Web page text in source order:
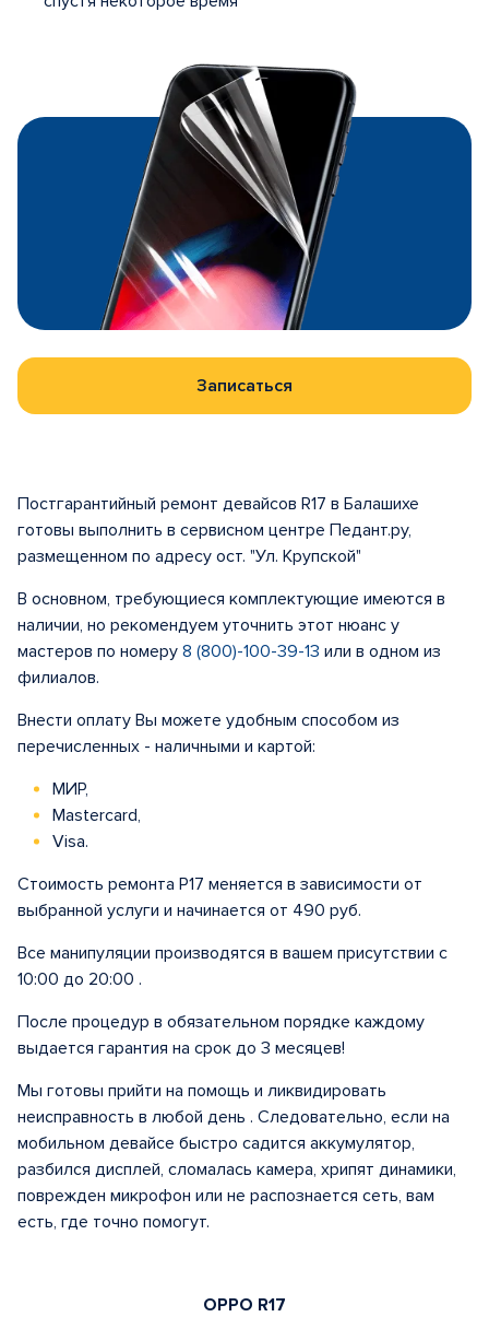
Записаться
OPPO R17
Постгарантийный ремонт девайсов R17 в Балашихе
готовы выполнить в сервисном центре Педант.ру,
размещенном по адресу ост. "Ул. Крупской"
В основном, требующиеся комплектующие имеются в
наличии, но рекомендуем уточнить этот нюанс у
мастеров по номеру 8 (800)-100-39-13 или в одном из
филиалов.
Внести оплату Вы можете удобным способом из
перечисленных - наличными и картой:
МИР,
Mastercard,
Visa.
Стоимость ремонта Р17 меняется в зависимости от
выбранной услуги и начинается от 490 руб.
Все манипуляции производятся в вашем присутствии с
10:00 до 20:00 .
После процедур в обязательном порядке каждому
выдается гарантия на срок до 3 месяцев!
Мы готовы прийти на помощь и ликвидировать
неисправность в любой день . Следовательно, если на
мобильном девайсе быстро садится аккумулятор,
разбился дисплей, сломалась камера, хрипят динамики,
поврежден микрофон или не распознается сеть, вам
есть, где точно помогут.